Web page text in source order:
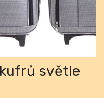
světle